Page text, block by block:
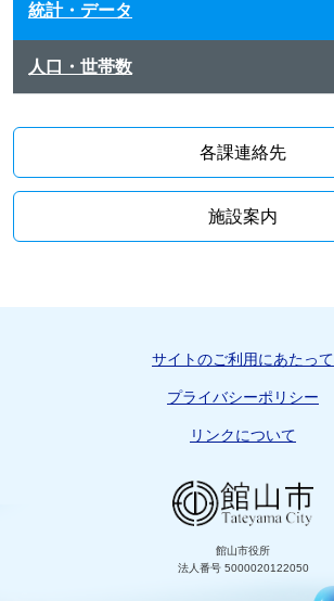
統計・データ
人口・世帯数
各課連絡先
施設案内
館山市役所
法人番号 5000020122050
サイトのご利用にあたって
プライバシーポリシー
リンクについて